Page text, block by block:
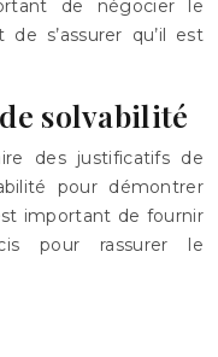
de négocier le
s’assurer qu’il est
solvabilité
des justificatifs de
pour démontrer
important de fournir
pour rassurer le